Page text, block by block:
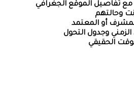
تفاصيل الموقع الجغرافي
وحالتهم
أو المعتمد
وجدول التحول
الحقيقي